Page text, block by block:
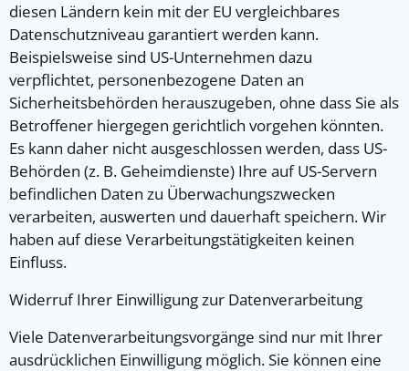
diesen Ländern kein mit der EU vergleichbares
Datenschutzniveau garantiert werden kann.
Beispielsweise sind US-Unternehmen dazu
verpflichtet, personenbezogene Daten an
Sicherheitsbehörden herauszugeben, ohne dass Sie als
Betroffener hiergegen gerichtlich vorgehen könnten.
Es kann daher nicht ausgeschlossen werden, dass US-
Behörden (z. B. Geheimdienste) Ihre auf US-Servern
befindlichen Daten zu Überwachungszwecken
verarbeiten, auswerten und dauerhaft speichern. Wir
haben auf diese Verarbeitungstätigkeiten keinen
Einfluss.
Widerruf Ihrer Einwilligung zur Datenverarbeitung
Viele Datenverarbeitungsvorgänge sind nur mit Ihrer
ausdrücklichen Einwilligung möglich. Sie können eine